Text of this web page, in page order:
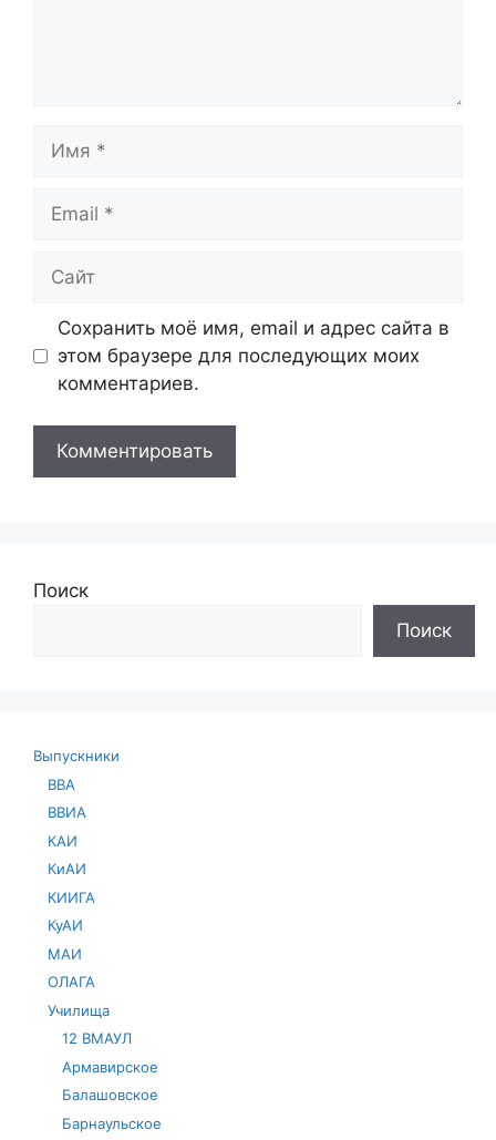
Сохранить моё имя, email и адрес сайта в
этом браузере для последующих моих
комментариев.
Поиск
Поиск
Выпускники
ВВА
ВВИА
КАИ
КиАИ
КИИГА
КуАИ
МАИ
ОЛАГА
Училища
12 ВМАУЛ
Армавирское
Балашовское
Барнаульское